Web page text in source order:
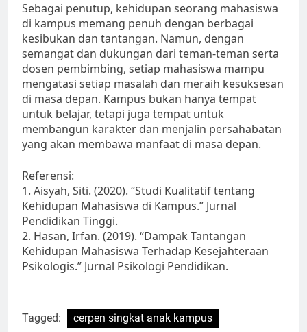
Sebagai penutup, kehidupan seorang mahasiswa
di kampus memang penuh dengan berbagai
kesibukan dan tantangan. Namun, dengan
semangat dan dukungan dari teman-teman serta
dosen pembimbing, setiap mahasiswa mampu
mengatasi setiap masalah dan meraih kesuksesan
di masa depan. Kampus bukan hanya tempat
untuk belajar, tetapi juga tempat untuk
membangun karakter dan menjalin persahabatan
yang akan membawa manfaat di masa depan.
Referensi:
1. Aisyah, Siti. (2020). “Studi Kualitatif tentang
Kehidupan Mahasiswa di Kampus.” Jurnal
Pendidikan Tinggi.
2. Hasan, Irfan. (2019). “Dampak Tantangan
Kehidupan Mahasiswa Terhadap Kesejahteraan
Psikologis.” Jurnal Psikologi Pendidikan.
Tagged: cerpen singkat anak kampus